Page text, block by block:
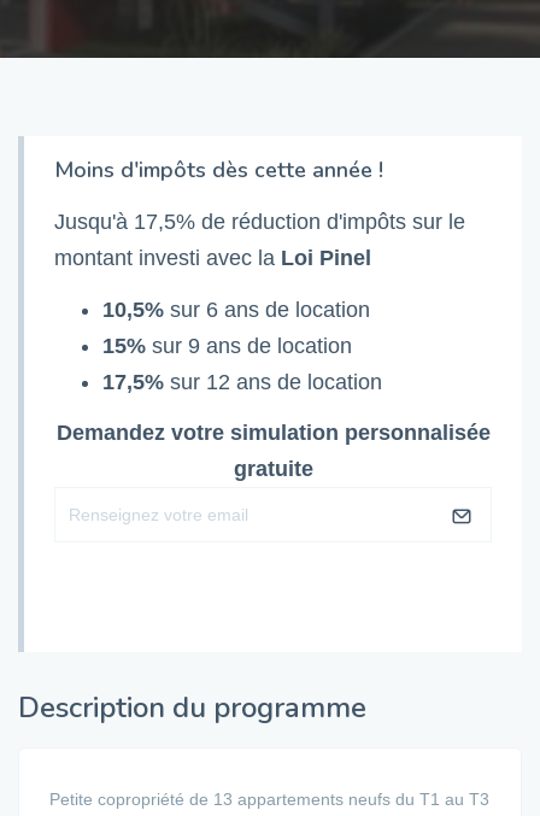
Moins d'impôts dès cette année !
Jusqu'à 17,5% de réduction d'impôts sur le
montant investi avec la Loi Pinel
10,5% sur 6 ans de location
15% sur 9 ans de location
17,5% sur 12 ans de location
Demandez votre simulation personnalisée
gratuite
Description du programme
Petite copropriété de 13 appartements neufs du T1 au T3